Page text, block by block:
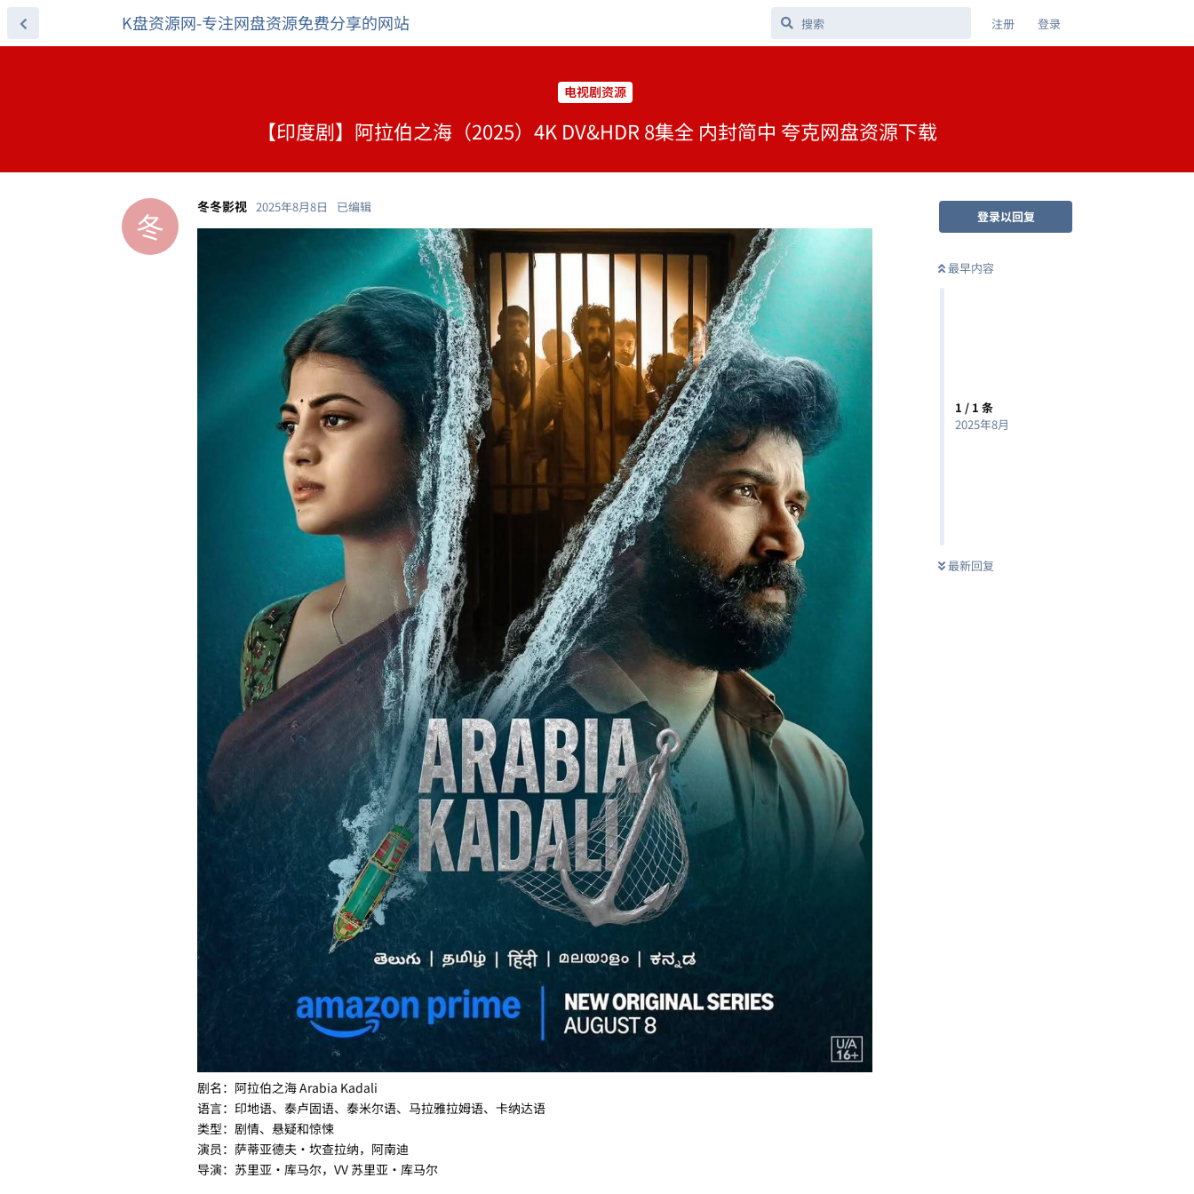
K盘资源网-专注网盘资源免费分享的网站 注册 登录
电视剧资源
【印度剧】阿拉伯之海（2025）4K DV&HDR 8集全 内封简中 夸克网盘资源下载
登录以回复
最早内容
1 / 1 条
2025年8月
最新回复
冬 冬冬影视 2025年8月8日 已编辑
剧名：阿拉伯之海 Arabia Kadali
语言：印地语、泰卢固语、泰米尔语、马拉雅拉姆语、卡纳达语
类型：剧情、悬疑和惊悚
演员：萨蒂亚德夫·坎查拉纳，阿南迪
导演：苏里亚·库马尔，VV 苏里亚·库马尔